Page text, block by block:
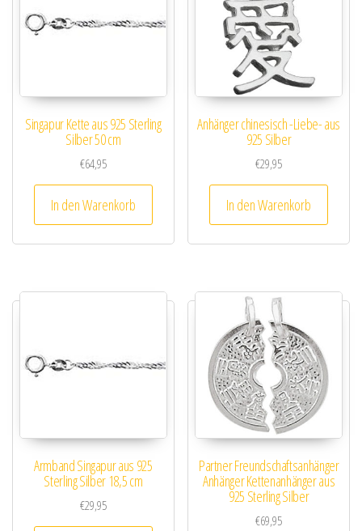
Singapur Kette aus 925 Sterling
Silber 50 cm
€64,95
In den Warenkorb
Anhänger chinesisch -Liebe- aus
925 Silber
€29,95
In den Warenkorb
Armband Singapur aus 925
Sterling Silber 18,5 cm
€29,95
Partner Freundschaftsanhänger
Anhänger Kettenanhänger aus
925 Sterling Silber
€69,95